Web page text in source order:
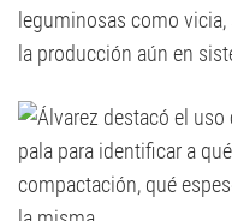
leguminosas como
la producción aún en